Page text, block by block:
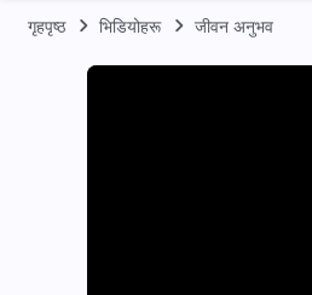
गृहपृष्ठ भिडियोहरू जीवन अनुभव